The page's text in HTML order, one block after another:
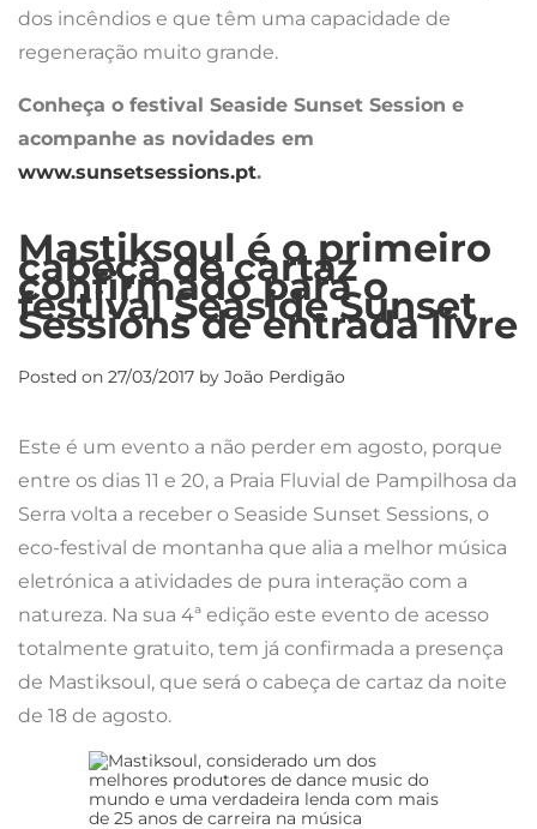
dos incêndios e que têm uma capacidade de
regeneração muito grande.
Conheça o festival Seaside Sunset Session e
acompanhe as novidades em
www.sunsetsessions.pt.
Mastiksoul é o primeiro
cabeça de cartaz
confirmado para o
festival Seaside Sunset
Sessions de entrada livre
Posted on 27/03/2017 by João Perdigão
Este é um evento a não perder em agosto, porque
entre os dias 11 e 20, a Praia Fluvial de Pampilhosa da
Serra volta a receber o Seaside Sunset Sessions, o
eco-festival de montanha que alia a melhor música
eletrónica a atividades de pura interação com a
natureza. Na sua 4ª edição este evento de acesso
totalmente gratuito, tem já confirmada a presença
de Mastiksoul, que será o cabeça de cartaz da noite
de 18 de agosto.